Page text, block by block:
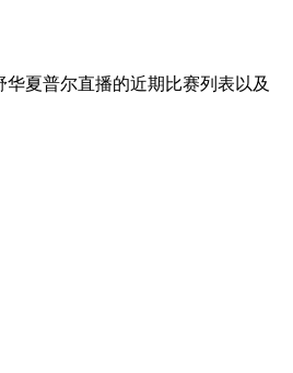
夏普尔直播的近期比赛列表以及